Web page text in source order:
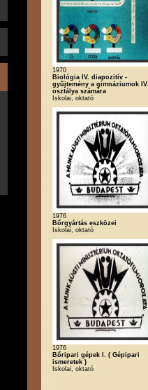
1970
Biológia IV. diapozitív -
gyűjtemény a gimnáziumok IV.
osztálya számára
Iskolai, oktató
1976
Bőrgyártás eszközei
Iskolai, oktató
1976
Bőripari gépek I. ( Gépipari
ismeretek )
Iskolai, oktató